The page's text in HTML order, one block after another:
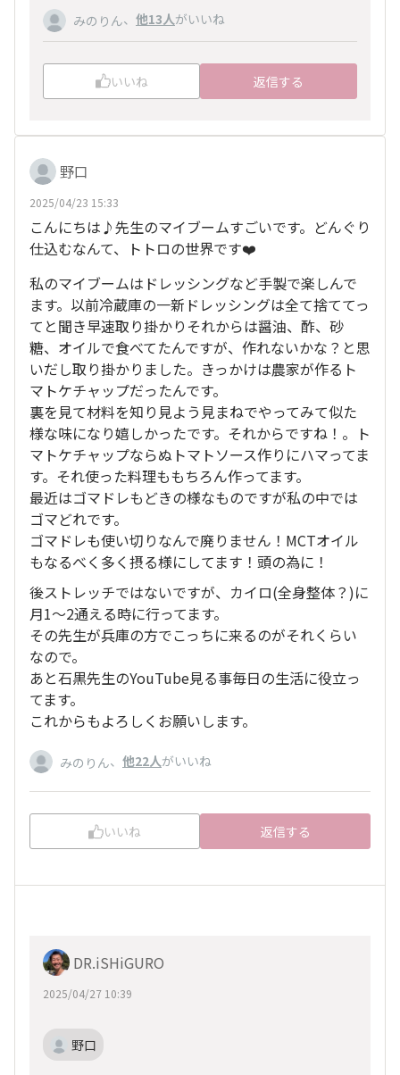
みのりん、 他13人がいいね
いいね 返信する
野口
2025/04/23 15:33
こんにちは♪先生のマイブームすごいです。どんぐり
仕込むなんて、トトロの世界です❤️
私のマイブームはドレッシングなど手製で楽しんで
ます。以前冷蔵庫の一新ドレッシングは全て捨ててっ
てと聞き早速取り掛かりそれからは醤油、酢、砂
糖、オイルで食べてたんですが、作れないかな？と思
いだし取り掛かりました。きっかけは農家が作るト
マトケチャップだったんです。
裏を見て材料を知り見よう見まねでやってみて似た
様な味になり嬉しかったです。それからですね！。ト
マトケチャップならぬトマトソース作りにハマってま
す。それ使った料理ももちろん作ってます。
最近はゴマドレもどきの様なものですが私の中では
ゴマどれです。
ゴマドレも使い切りなんで廃りません！MCTオイル
もなるべく多く摂る様にしてます！頭の為に！
後ストレッチではないですが、カイロ(全身整体？)に
月1〜2通える時に行ってます。
その先生が兵庫の方でこっちに来るのがそれくらい
なので。
あと石黒先生のYouTube見る事毎日の生活に役立っ
てます。
これからもよろしくお願いします。
みのりん、 他22人がいいね
いいね 返信する
DR.iSHiGURO
2025/04/27 10:39
野口